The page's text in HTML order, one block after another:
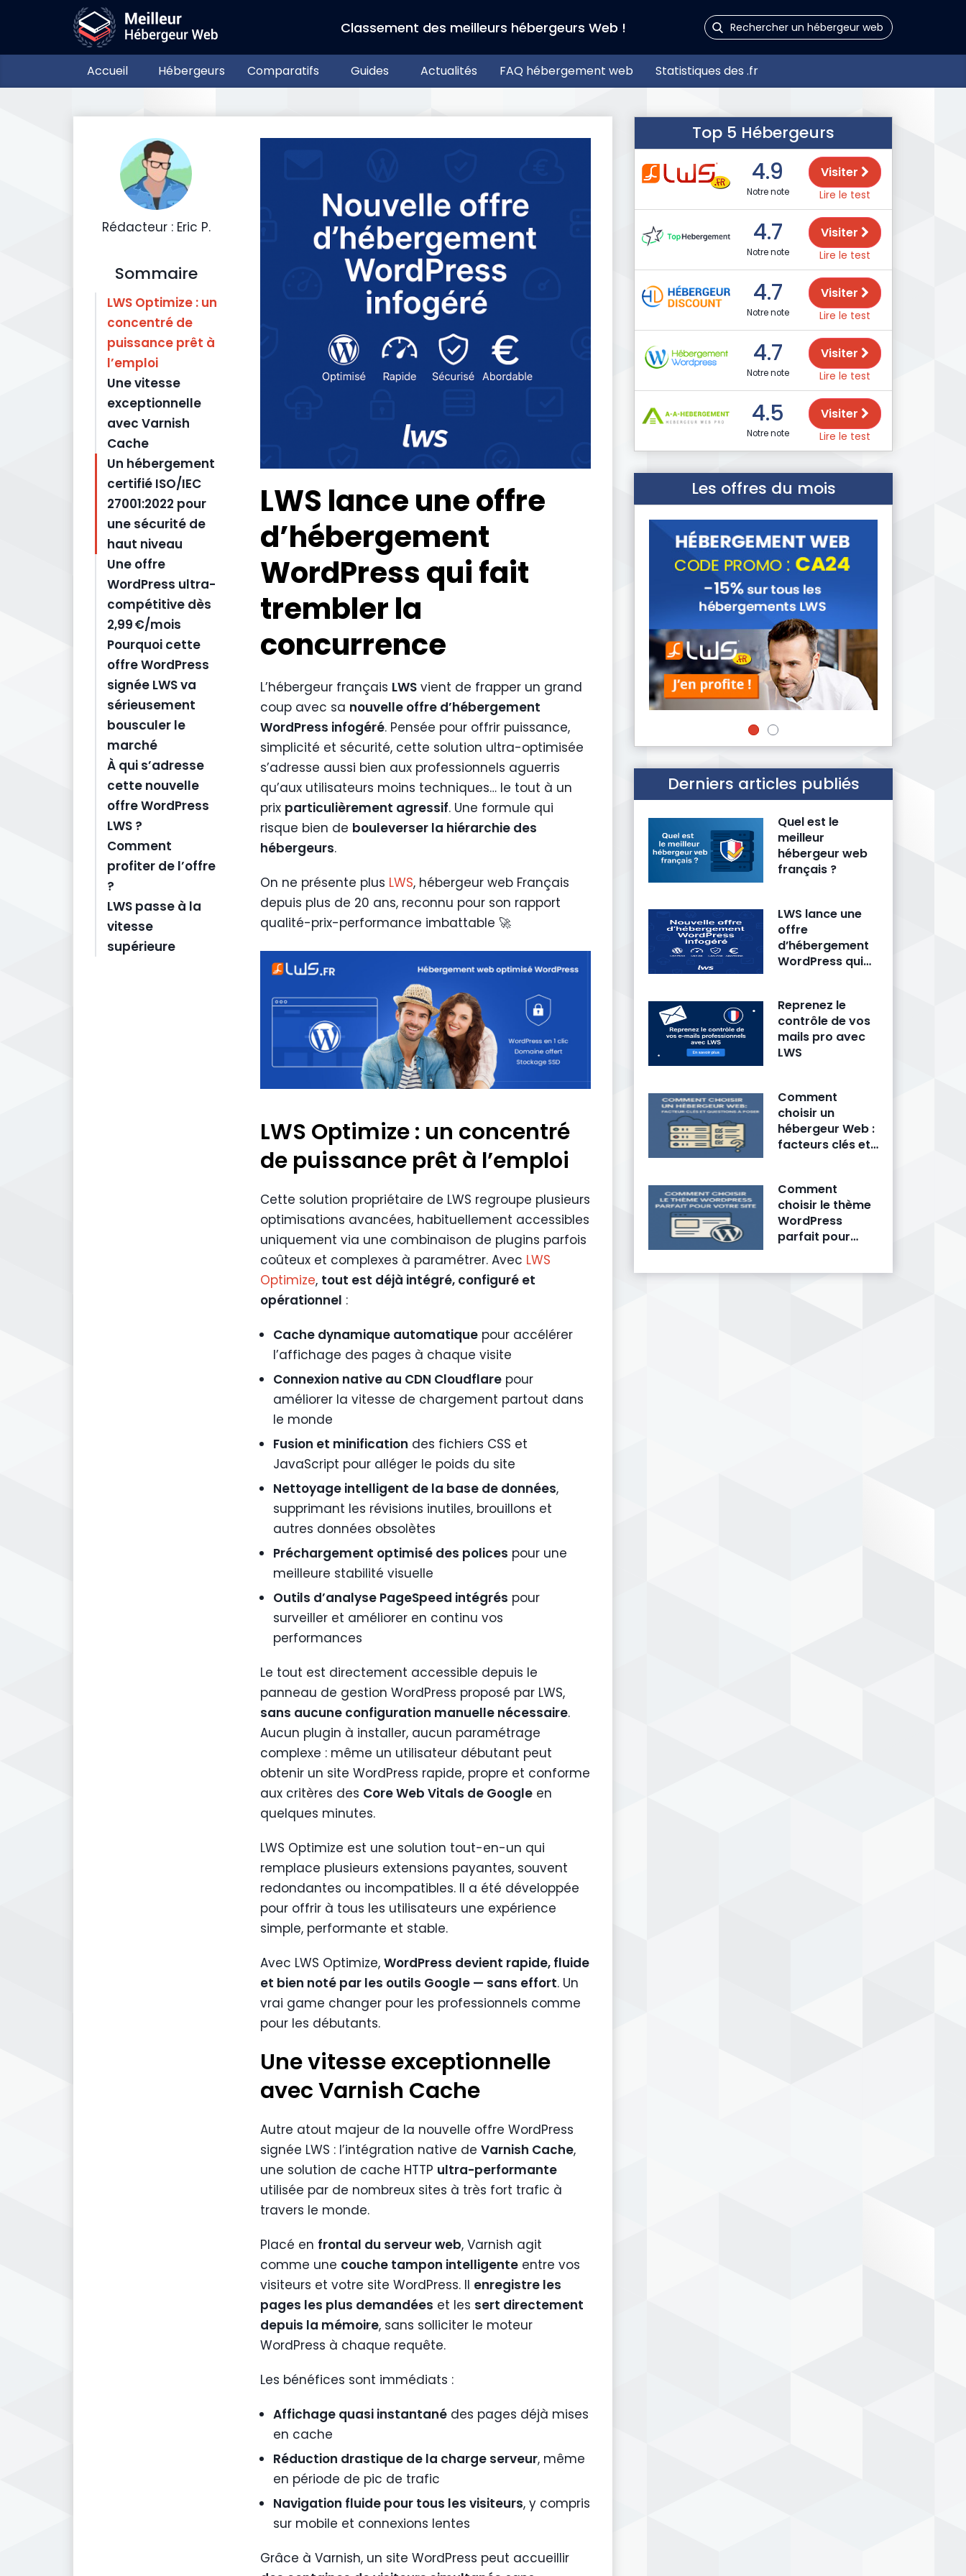
Classement des meilleurs hébergeurs Web !
Accueil Hébergeurs Comparatifs Guides Actualités FAQ hébergement web Statistiques des .fr
Rédacteur : Eric P.
Sommaire
LWS Optimize : un
concentré de
puissance prêt à
l’emploi
Une vitesse
exceptionnelle
avec Varnish
Cache
Un hébergement
certifié ISO/IEC
27001:2022 pour
une sécurité de
haut niveau
Une offre
WordPress ultra-
compétitive dès
2,99 €/mois
Pourquoi cette
offre WordPress
signée LWS va
sérieusement
bousculer le
marché
À qui s’adresse
cette nouvelle
offre WordPress
LWS ?
Comment
profiter de l’offre
?
LWS passe à la
vitesse
supérieure
LWS lance une offre
d’hébergement
WordPress qui fait
trembler la
concurrence
L’hébergeur français LWS vient de frapper un grand
coup avec sa nouvelle offre d’hébergement
WordPress infogéré. Pensée pour offrir puissance,
simplicité et sécurité, cette solution ultra-optimisée
s’adresse aussi bien aux professionnels aguerris
qu’aux utilisateurs moins techniques… le tout à un
prix particulièrement agressif. Une formule qui
risque bien de bouleverser la hiérarchie des
hébergeurs.
On ne présente plus LWS, hébergeur web Français
depuis plus de 20 ans, reconnu pour son rapport
qualité-prix-performance imbattable 🚀
LWS Optimize : un concentré
de puissance prêt à l’emploi
Cette solution propriétaire de LWS regroupe plusieurs
optimisations avancées, habituellement accessibles
uniquement via une combinaison de plugins parfois
coûteux et complexes à paramétrer. Avec LWS
Optimize, tout est déjà intégré, configuré et
opérationnel :
Cache dynamique automatique pour accélérer
l’affichage des pages à chaque visite
Connexion native au CDN Cloudflare pour
améliorer la vitesse de chargement partout dans
le monde
Fusion et minification des fichiers CSS et
JavaScript pour alléger le poids du site
Nettoyage intelligent de la base de données,
supprimant les révisions inutiles, brouillons et
autres données obsolètes
Préchargement optimisé des polices pour une
meilleure stabilité visuelle
Outils d’analyse PageSpeed intégrés pour
surveiller et améliorer en continu vos
performances
Le tout est directement accessible depuis le
panneau de gestion WordPress proposé par LWS,
sans aucune configuration manuelle nécessaire.
Aucun plugin à installer, aucun paramétrage
complexe : même un utilisateur débutant peut
obtenir un site WordPress rapide, propre et conforme
aux critères des Core Web Vitals de Google en
quelques minutes.
LWS Optimize est une solution tout-en-un qui
remplace plusieurs extensions payantes, souvent
redondantes ou incompatibles. Il a été développée
pour offrir à tous les utilisateurs une expérience
simple, performante et stable.
Avec LWS Optimize, WordPress devient rapide, fluide
et bien noté par les outils Google — sans effort. Un
vrai game changer pour les professionnels comme
pour les débutants.
Une vitesse exceptionnelle
avec Varnish Cache
Autre atout majeur de la nouvelle offre WordPress
signée LWS : l’intégration native de Varnish Cache,
une solution de cache HTTP ultra-performante
utilisée par de nombreux sites à très fort trafic à
travers le monde.
Placé en frontal du serveur web, Varnish agit
comme une couche tampon intelligente entre vos
visiteurs et votre site WordPress. Il enregistre les
pages les plus demandées et les sert directement
depuis la mémoire, sans solliciter le moteur
WordPress à chaque requête.
Les bénéfices sont immédiats :
Affichage quasi instantané des pages déjà mises
en cache
Réduction drastique de la charge serveur, même
en période de pic de trafic
Navigation fluide pour tous les visiteurs, y compris
sur mobile et connexions lentes
Grâce à Varnish, un site WordPress peut accueillir
Top 5 Hébergeurs
4.9
Notre note
Visiter
Lire le test
4.7
Notre note
Visiter
Lire le test
4.7
Notre note
Visiter
Lire le test
4.7
Notre note
Visiter
Lire le test
4.5
Notre note
Visiter
Lire le test
Les offres du mois
Derniers articles publiés
Quel est le
meilleur
hébergeur web
français ?
LWS lance une
offre
d’hébergement
WordPress qui
Reprenez le
contrôle de vos
mails pro avec
LWS
Comment
choisir un
hébergeur Web :
facteurs clés et
Comment
choisir le thème
WordPress
parfait pour